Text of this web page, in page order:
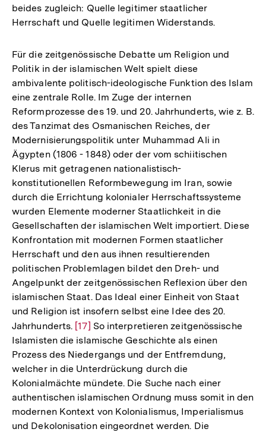
beides zugleich: Quelle legitimer staatlicher
Herrschaft und Quelle legitimen Widerstands.
Für die zeitgenössische Debatte um Religion und
Politik in der islamischen Welt spielt diese
ambivalente politisch-ideologische Funktion des Islam
eine zentrale Rolle. Im Zuge der internen
Reformprozesse des 19. und 20. Jahrhunderts, wie z. B.
des Tanzimat des Osmanischen Reiches, der
Modernisierungspolitik unter Muhammad Ali in
Ägypten (1806 - 1848) oder der vom schiitischen
Klerus mit getragenen nationalistisch-
konstitutionellen Reformbewegung im Iran, sowie
durch die Errichtung kolonialer Herrschaftssysteme
wurden Elemente moderner Staatlichkeit in die
Gesellschaften der islamischen Welt importiert. Diese
Konfrontation mit modernen Formen staatlicher
Herrschaft und den aus ihnen resultierenden
politischen Problemlagen bildet den Dreh- und
Angelpunkt der zeitgenössischen Reflexion über den
islamischen Staat. Das Ideal einer Einheit von Staat
und Religion ist insofern selbst eine Idee des 20.
Jahrhunderts. Zur
Auflösung
der
Fußnote
[17] So interpretieren zeitgenössische
Islamisten die islamische Geschichte als einen
Prozess des Niedergangs und der Entfremdung,
welcher in die Unterdrückung durch die
Kolonialmächte mündete. Die Suche nach einer
authentischen islamischen Ordnung muss somit in den
modernen Kontext von Kolonialismus, Imperialismus
und Dekolonisation eingeordnet werden. Die